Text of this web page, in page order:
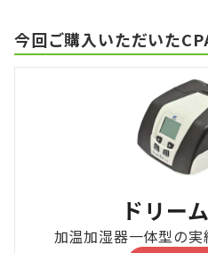
今回ご購入いただいた
ドリー
加温加湿器一体型の実